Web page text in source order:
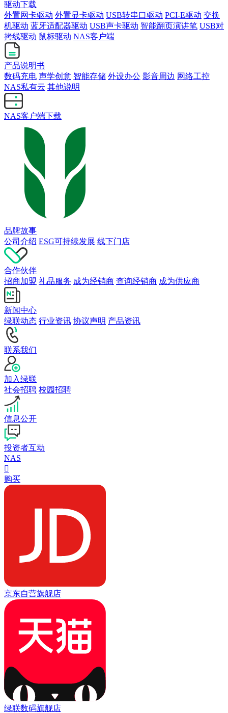
驱动下载
外置网卡驱动 外置显卡驱动 USB转串口驱动 PCI-E驱动 交换
机驱动 蓝牙适配器驱动 USB声卡驱动 智能翻页演讲笔 USB对
拷线驱动 鼠标驱动 NAS客户端
产品说明书
数码充电 声学创意 智能存储 外设办公 影音周边 网络工控
NAS私有云 其他说明
NAS客户端下载
品牌故事
公司介绍 ESG可持续发展 线下门店
合作伙伴
招商加盟 礼品服务 成为经销商 查询经销商 成为供应商
新闻中心
绿联动态 行业资讯 协议声明 产品资讯
联系我们
加入绿联
社会招聘 校园招聘
信息公开
投资者互动
NAS

购买
京东自营旗舰店
绿联数码旗舰店